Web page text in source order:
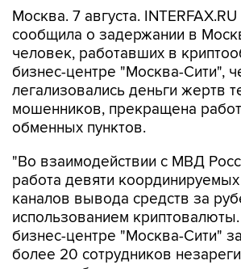
Москва. 7 августа.
сообщила о задержании в
человек, работавших в
бизнес-центре "Москва-Сити",
легализовались деньги жертв
мошенников, прекращена
обменных пунктов.
"Во взаимодействии с МВД
работа девяти
каналов вывода средств за
использованием
бизнес-центре "Москва-Сити"
более 20 сотрудников